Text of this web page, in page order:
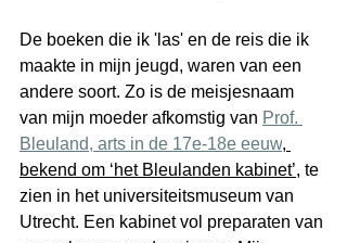
De boeken die ik 'las' en de reis die ik
maakte in mijn jeugd, waren van een
andere soort. Zo is de meisjesnaam
van mijn moeder afkomstig van Prof.
Bleuland, arts in de 17e-18e eeuw,
bekend om ‘het Bleulanden kabinet’, te
zien in het universiteitsmuseum van
Utrecht. Een kabinet vol preparaten van